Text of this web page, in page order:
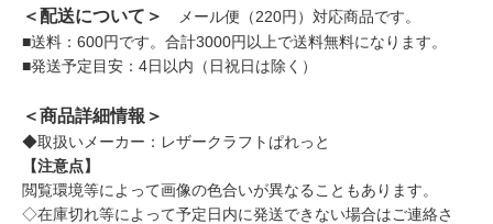
＜配送について＞
メール便（220円）対応商品です。
■送料：600円です。合計3000円以上で送料無料になります。
■発送予定目安：4日以内（日祝日は除く）
＜商品詳細情報＞
◆取扱いメーカー：レザークラフトぱれっと
【注意点】
閲覧環境等によって画像の色合いが異なることもあります。
◇在庫切れ等によって予定日内に発送できない場合はご連絡さ